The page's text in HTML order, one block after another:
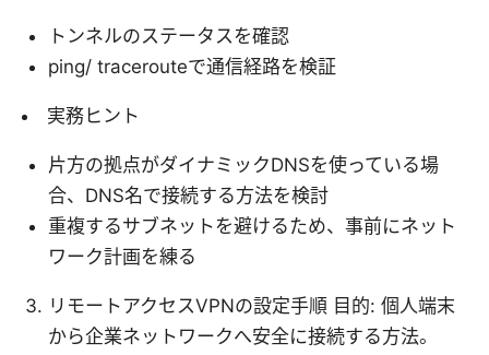
トンネルのステータスを確認
ping/ tracerouteで通信経路を検証
実務ヒント
片方の拠点がダイナミックDNSを使っている場
合、DNS名で接続する方法を検討
重複するサブネットを避けるため、事前にネット
ワーク計画を練る
リモートアクセスVPNの設定手順 目的: 個人端末
から企業ネットワークへ安全に接続する方法。